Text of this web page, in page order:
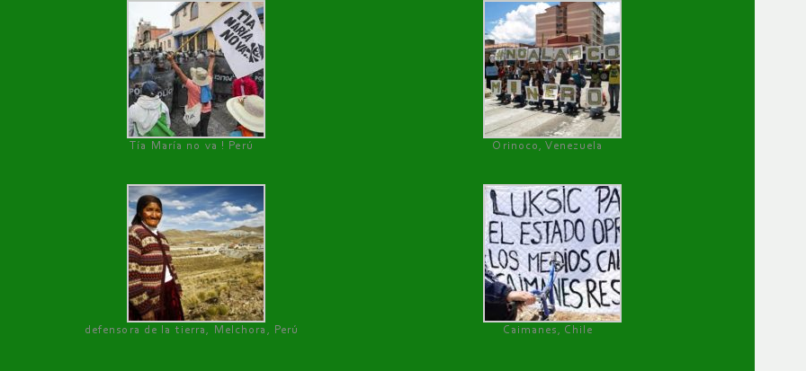
Tía María no va ! Perú Orinoco, Venezuela
defensora de la tierra, Melchora, Perú Caimanes, Chile